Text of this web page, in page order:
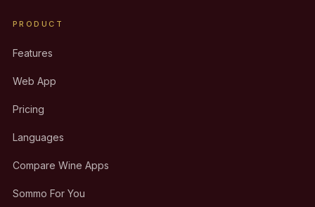
PRODUCT
Features
Web App
Pricing
Languages
Compare Wine Apps
Sommo For You